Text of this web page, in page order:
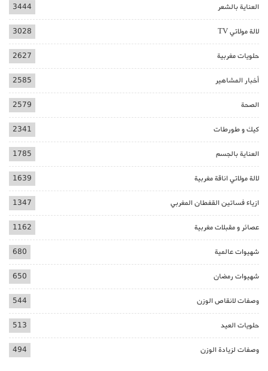
العناية بالشعر 3444
لالة مولاتي TV 3028
حلويات مغربية 2627
أخبار المشاهير 2585
الصحة 2579
كيك و طورطات 2341
العناية بالجسم 1785
لالة مولاتي اناقة مغربية 1639
ازياء فساتين القفطان المغربي 1347
عصائر و مقبلات مغربية 1162
شهيوات عالمية 680
شهيوات رمضان 650
وصفات لانقاص الوزن 544
حلويات العيد 513
وصفات لزيادة الوزن 494